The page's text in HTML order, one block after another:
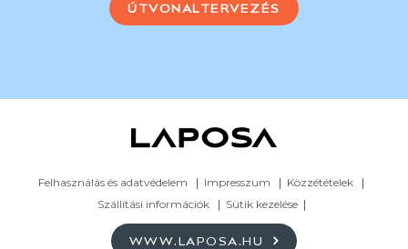
ÚTVONALTERVEZÉS
Felhasználás és adatvédelem Impresszum
Közzétételek
Szállítási információk
Sütik kezelése
WWW.LAPOSA.HU